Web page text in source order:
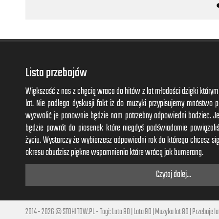
Lista przebojów
Większość z nas z chęcią wraca do hitów z lat młodości dzięki
lat. Nie podlega dyskusji fakt iż do muzyki przypisujemy mnóstwo
wyzwolić je ponownie będzie nam potrzebny odpowiedni bodziec.
będzie powrót do piosenek które niegdyś podświadomie
życiu. Wystarczy że wybierzesz odpowiedni rok do którego chcesz
okresu obudzisz piękne wspomnienia które wrócą jak bumerang.
Czytaj dalej...
2014 - 2026 © STOHITOW.PL - Tagi:Lata 80|Lata 90|Muzyka lat 80|Przeboje